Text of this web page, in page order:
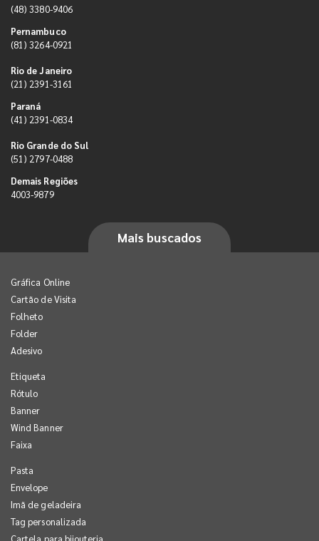
(48) 3380-9406
Pernambuco
(81) 3264-0921
Rio de Janeiro
(21) 2391-3161
Paraná
(41) 2391-0834
Rio Grande do Sul
(51) 2797-0488
Demais Regiões
4003-9879
Mais buscados
Gráfica Online
Cartão de Visita
Folheto
Folder
Adesivo
Etiqueta
Rótulo
Banner
Wind Banner
Faixa
Pasta
Envelope
Imã de geladeira
Tag personalizada
Cartela para bijouteria